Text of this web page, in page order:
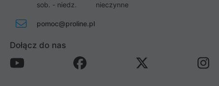
sob. - niedz.
nieczynne
pomoc@proline.pl
Dołącz do nas